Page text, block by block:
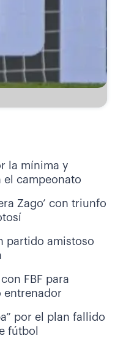
la mínima y
el campeonato
Zago’ con triunfo
partido amistoso
FBF para
entrenador
por el plan fallido
fútbol